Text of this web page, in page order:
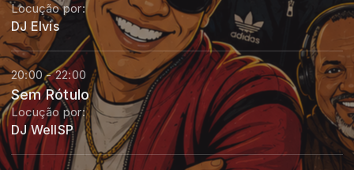
Locução por:
DJ Elvis
20:00 - 22:00
Sem Rótulo
Locução por:
DJ WellSP